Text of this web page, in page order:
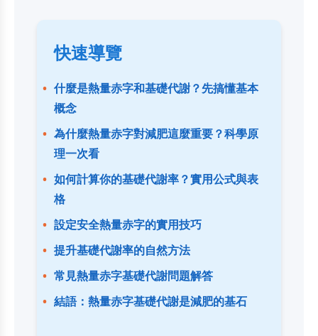
快速導覽
什麼是熱量赤字和基礎代謝？先搞懂基本
概念
為什麼熱量赤字對減肥這麼重要？科學原
理一次看
如何計算你的基礎代謝率？實用公式與表
格
設定安全熱量赤字的實用技巧
提升基礎代謝率的自然方法
常見熱量赤字基礎代謝問題解答
結語：熱量赤字基礎代謝是減肥的基石